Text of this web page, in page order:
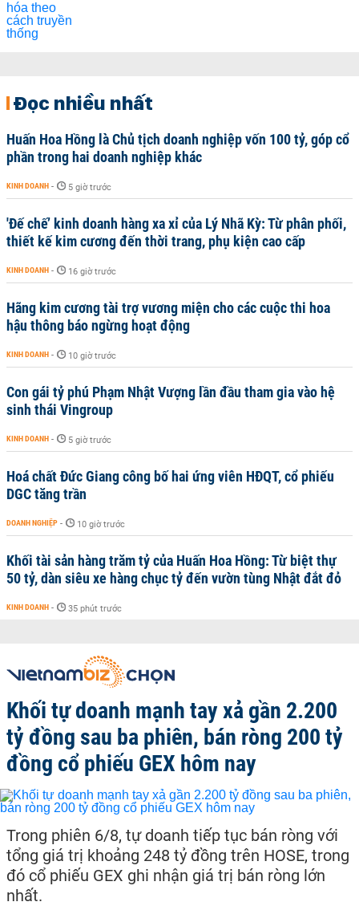
Đọc nhiều nhất
Huấn Hoa Hồng là Chủ tịch doanh nghiệp vốn 100 tỷ, góp cổ
phần trong hai doanh nghiệp khác
KINH DOANH - 5 giờ trước
'Đế chế’ kinh doanh hàng xa xỉ của Lý Nhã Kỳ: Từ phân phối,
thiết kế kim cương đến thời trang, phụ kiện cao cấp
KINH DOANH - 16 giờ trước
Hãng kim cương tài trợ vương miện cho các cuộc thi hoa
hậu thông báo ngừng hoạt động
KINH DOANH - 10 giờ trước
Con gái tỷ phú Phạm Nhật Vượng lần đầu tham gia vào hệ
sinh thái Vingroup
KINH DOANH - 5 giờ trước
Hoá chất Đức Giang công bố hai ứng viên HĐQT, cổ phiếu
DGC tăng trần
DOANH NGHIỆP - 10 giờ trước
Khối tài sản hàng trăm tỷ của Huấn Hoa Hồng: Từ biệt thự
50 tỷ, dàn siêu xe hàng chục tỷ đến vườn tùng Nhật đắt đỏ
KINH DOANH - 35 phút trước
Khối tự doanh mạnh tay xả gần 2.200
tỷ đồng sau ba phiên, bán ròng 200 tỷ
đồng cổ phiếu GEX hôm nay
Trong phiên 6/8, tự doanh tiếp tục bán ròng với
tổng giá trị khoảng 248 tỷ đồng trên HOSE, trong
đó cổ phiếu GEX ghi nhận giá trị bán ròng lớn
nhất.